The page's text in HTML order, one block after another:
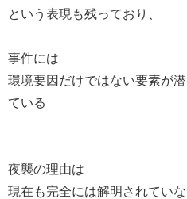
という表現も残っており、
事件には
環境要因だけではない要素が
ている
夜襲の理由は
現在も完全には解明されてい